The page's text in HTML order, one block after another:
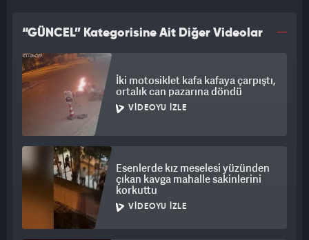
“GÜNCEL” Kategorisine Ait Diğer Videolar
İki motosiklet kafa kafaya çarpıştı,
ortalık can pazarına döndü
VIDEOYU İZLE
Esenlerde kız meselesi yüzünden
çıkan kavga mahalle sakinlerini
korkuttu
VIDEOYU İZLE